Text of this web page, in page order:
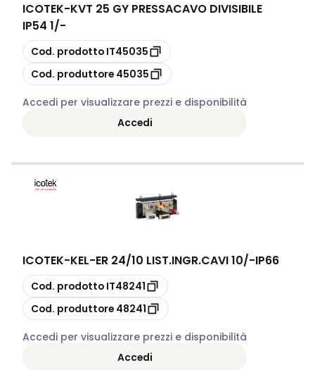
ICOTEK-KVT 25 GY PRESSACAVO DIVISIBILE
IP54 1/-
copia
Cod. prodotto IT45035
copia
Cod. produttore 45035
Accedi per visualizzare prezzi e disponibilità
Accedi
ICOTEK-KEL-ER 24/10 LIST.INGR.CAVI 10/-IP66
copia
Cod. prodotto IT48241
copia
Cod. produttore 48241
Accedi per visualizzare prezzi e disponibilità
Accedi